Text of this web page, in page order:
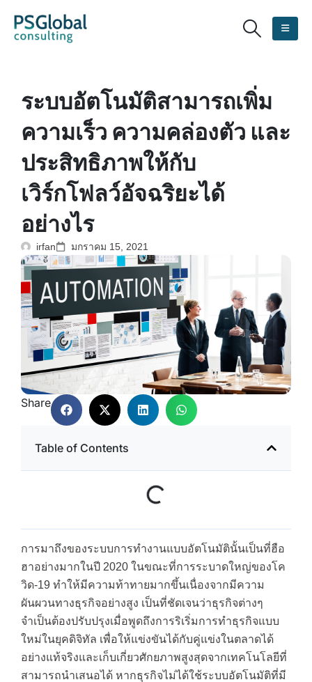
ระบบอัตโนมัติสามารถเพิ่ม
ความเร็ว ความคล่องตัว และ
ประสิทธิภาพให้กับ
เวิร์กโฟลว์อัจฉริยะได้
อย่างไร
irfan มกราคม 15, 2021
Share
Table of Contents
การมาถึงของระบบการทำงานแบบอัตโนมัตินั้นเป็นที่ฮือ
ฮาอย่างมากในปี 2020 ในขณะที่การระบาดใหญ่ของโค
วิด-19 ทำให้มีความท้าทายมากขึ้นเนื่องจากมีความ
ผันผวนทางธุรกิจอย่างสูง เป็นที่ชัดเจนว่าธุรกิจต่างๆ
จำเป็นต้องปรับปรุงเมื่อพูดถึงการริเริ่มการทำธุรกิจแบบ
ใหม่ในยุคดิจิทัล เพื่อให้แข่งขันได้กับคู่แข่งในตลาดได้
อย่างแท้จริงและเก็บเกี่ยวศักยภาพสูงสุดจากเทคโนโลยีที่
สามารถนำเสนอได้ หากธุรกิจไม่ได้ใช้ระบบอัตโนมัติที่มี